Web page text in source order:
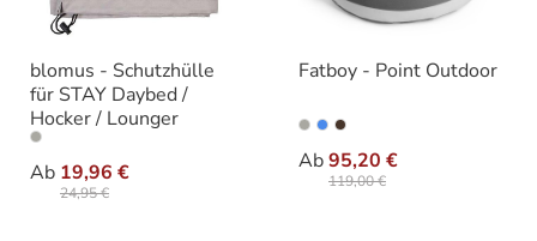
blomus - Schutzhülle
für STAY Daybed /
Hocker / Lounger
Ab 19,96 €
24,95 €
Varianten
Fatboy - Point Outdoor
Ab95,20 €
119,00 €
Farbe